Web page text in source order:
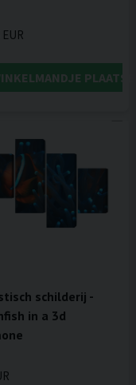
schilderij -
in a 3d